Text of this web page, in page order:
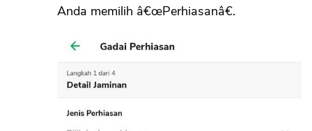
Anda memilih â€œPerhiasanâ€.